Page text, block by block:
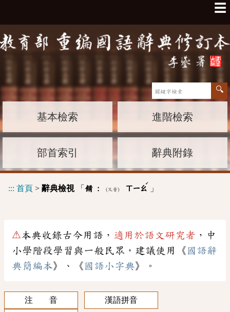
☰
基本檢索 進階檢索
部首索引 辭典附錄
::: 首頁 > 辭典檢視「 餚 : (又音) ㄒㄧㄠ
ˊ
」
⚠本典收錄古今用語， 適用於語文研究者 ，中
小學階段學習與一般民眾，建議使用《 國語辭
典簡編本》、《 國語小字典》。
注 音
漢語拼音